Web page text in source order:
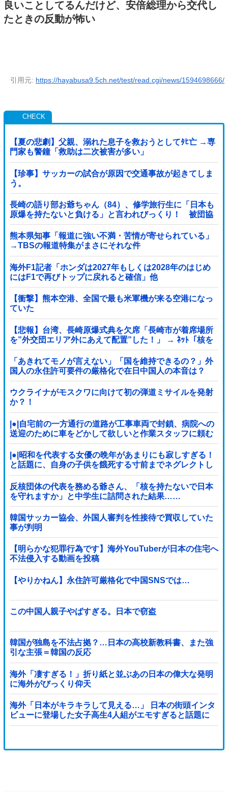
良いことしてるんだけど、安倍総理から交代し
たときの反動が怖い
引用元: https://hayabusa9.5ch.net/test/read.cgi/news/1594698666/
【夏の悲劇】父親、溺れた息子を救おうとしてﾀﾋ亡 →専
門家も警鐘「救助は二次被害が多い」
【珍事】サッカーの試合が原因で交通事故が起きてしま
う。
長崎の語り部お爺ちゃん（84）、修学旅行生に「日本も
原爆を持たないと負ける」と言われびっくり！ 被団協
代表（85）も中学生に「核を持たないで日本...
熊本県知事「報道に強い不満・苦情が寄せられている」
→TBSの報道特集がまさにそれな件
海外F1記者「ホンダは2027年もしくは2028年のはじめ
にはF1で再びトップに戻れると確信」他
【衝撃】熊本空港、全国で最も米軍機が来る空港になっ
ていた
【悲報】台湾、長崎原爆式典を欠席「長崎市が着席場所
を”外交団エリア外にあえて配置”した！」 → ﾈｯﾄ「核を
持つ中国に屈指した！」「失礼すぎ」「台湾は筋通し
た！」ｗｗｗｗｗ
「あきれてモノが言えない」「国を維持できるの？」外
国人の永住許可要件の厳格化で在日中国人の本音は？
ウクライナがモスクワに向けて初の弾道ミサイルを発射
か？！
|●|自宅前の一方通行の道路が工事車両で封鎖、病院への
送迎のために車をどかして欲しいと作業スタッフに頼む
と……
|●|昭和を代表する女優の晩年があまりにも寂しすぎる！
と話題に、自身の子供を餓死する寸前までネグレクトし
た挙句……
反核団体の代表を務める爺さん、「核を持たないで日本
を守れますか」と中学生に詰問された結果……
韓国サッカー協会、外国人審判を性接待で買収していた
事が判明
【明らかな犯罪行為です】海外YouTuberが日本の住宅へ
不法侵入する動画を投稿
【やりかねん】永住許可厳格化で中国SNSでは…
この中国人親子やばすぎる。日本で窃盗
韓国が独島を不法占拠？…日本の高校新教科書、また強
引な主張＝韓国の反応
海外「凄すぎる！」折り紙と並ぶあの日本の偉大な発明
に海外がびっくり仰天
海外「日本がキラキラして見える…」 日本の街頭インタ
ビューに登場した女子高生4人組がエモすぎると話題に